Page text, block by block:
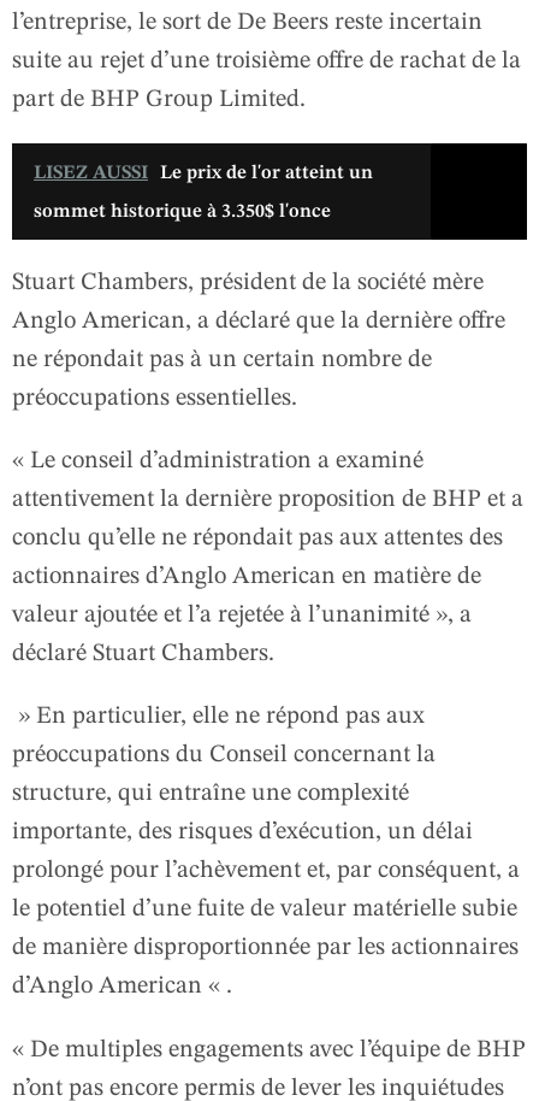
l’entreprise, le sort de De Beers reste incertain
suite au rejet d’une troisième offre de rachat de la
part de BHP Group Limited.
LISEZ AUSSI
Le prix de l'or atteint un
sommet historique à 3.350$ l'once
Stuart Chambers, président de la société mère
Anglo American, a déclaré que la dernière offre
ne répondait pas à un certain nombre de
préoccupations essentielles.
« Le conseil d’administration a examiné
attentivement la dernière proposition de BHP et a
conclu qu’elle ne répondait pas aux attentes des
actionnaires d’Anglo American en matière de
valeur ajoutée et l’a rejetée à l’unanimité », a
déclaré Stuart Chambers.
» En particulier, elle ne répond pas aux
préoccupations du Conseil concernant la
structure, qui entraîne une complexité
importante, des risques d’exécution, un délai
prolongé pour l’achèvement et, par conséquent, a
le potentiel d’une fuite de valeur matérielle subie
de manière disproportionnée par les actionnaires
d’Anglo American « .
« De multiples engagements avec l’équipe de BHP
n’ont pas encore permis de lever les inquiétudes